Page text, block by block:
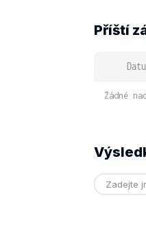
Příští
Žádné